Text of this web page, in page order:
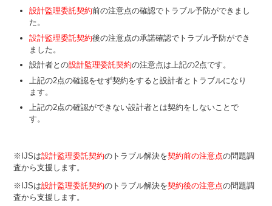
設計監理委託契約前の注意点の確認でトラブル予防ができまし
た。
設計監理委託契約後の注意点の承諾確認でトラブル予防ができ
ました。
設計者との設計監理委託契約の注意点は上記の2点です。
上記の2点の確認をせず契約をすると設計者とトラブルになり
ます。
上記の2点の確認ができない設計者とは契約をしないことで
す。
※IJSは設計監理委託契約のトラブル解決を契約前の注意点の問題調
査から支援します。
※IJSは設計監理委託契約のトラブル解決を契約後の注意点の問題調
査から支援します。